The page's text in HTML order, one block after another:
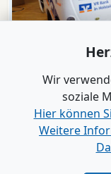
VR Bank
Wir
soziale
Hier können
Weitere